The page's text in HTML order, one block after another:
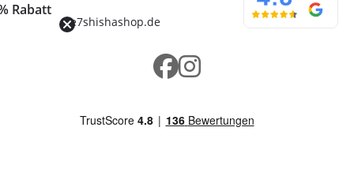
Rabatt
info@wolke7shishashop.de